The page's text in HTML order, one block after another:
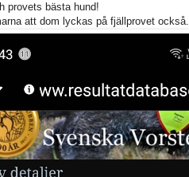
provets bästa hund!
att dom lyckas på fjällprovet också.